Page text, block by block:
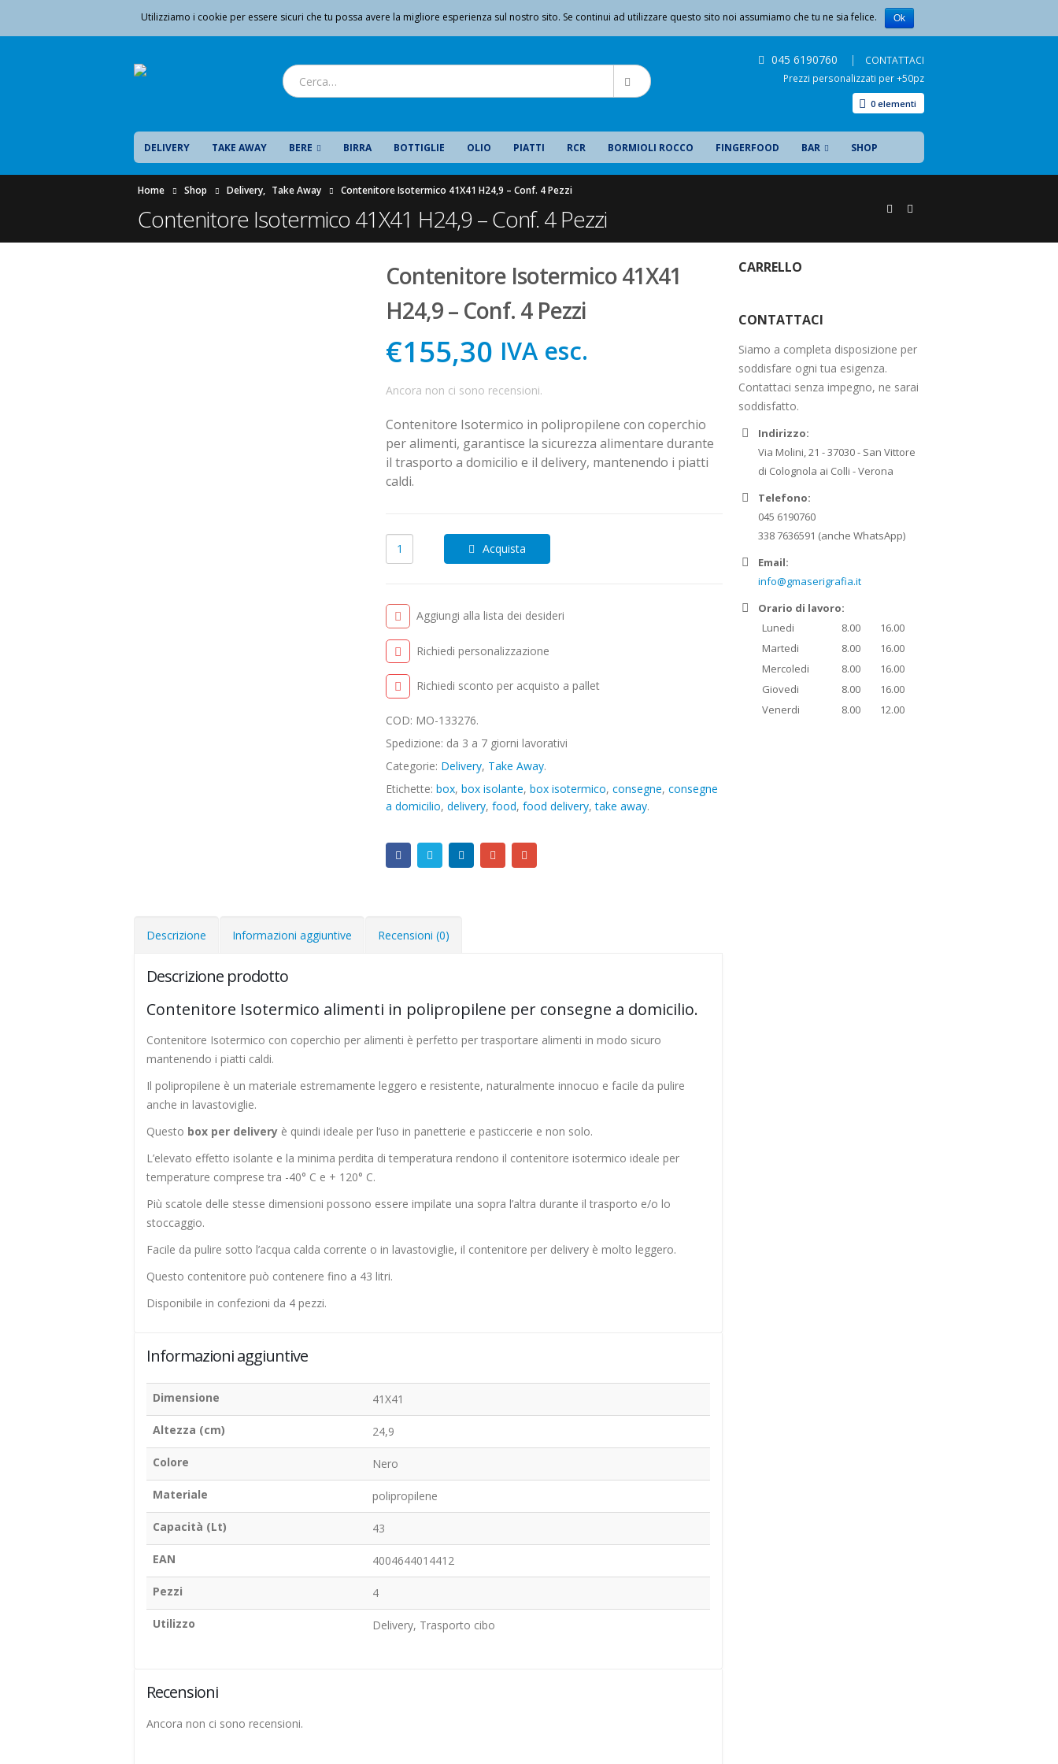
Benvenuto da GMA Serigrafia | IL MIO ACCOUNT LISTA DEI DESIDERI CHI SIAMO CONTATTACI
045 6190760 | CONTATTACI
Prezzi personalizzati per +50pz
0 elementi
DELIVERY TAKE AWAY BERE BIRRA BOTTIGLIE OLIO PIATTI RCR BORMIOLI ROCCO FINGERFOOD BAR SHOP
Home Shop Delivery, Take Away Contenitore Isotermico 41X41 H24,9 – Conf. 4 Pezzi
Contenitore Isotermico 41X41 H24,9 – Conf. 4 Pezzi
Contenitore Isotermico 41X41
H24,9 – Conf. 4 Pezzi
€155,30 IVA esc.
Ancora non ci sono recensioni.
Contenitore Isotermico in polipropilene con coperchio
per alimenti, garantisce la sicurezza alimentare durante
il trasporto a domicilio e il delivery, mantenendo i piatti
caldi.
Acquista
Aggiungi alla lista dei desideri
Richiedi personalizzazione
Richiedi sconto per acquisto a pallet
COD: MO-133276.
Spedizione: da 3 a 7 giorni lavorativi
Categorie: Delivery, Take Away.
Etichette: box, box isolante, box isotermico, consegne, consegne
a domicilio, delivery, food, food delivery,take away.
Descrizione Informazioni aggiuntive Recensioni (0)
Descrizione prodotto
Contenitore Isotermico alimenti in polipropilene per consegne a domicilio.
Contenitore Isotermico con coperchio per alimenti è perfetto per trasportare alimenti in modo sicuro
mantenendo i piatti caldi.
Il polipropilene è un materiale estremamente leggero e resistente, naturalmente innocuo e facile da pulire
anche in lavastoviglie.
Questo box per delivery è quindi ideale per l’uso in panetterie e pasticcerie e non solo.
L’elevato effetto isolante e la minima perdita di temperatura rendono il contenitore isotermico ideale per
temperature comprese tra -40° C e + 120° C.
Più scatole delle stesse dimensioni possono essere impilate una sopra l’altra durante il trasporto e/o lo
stoccaggio.
Facile da pulire sotto l’acqua calda corrente o in lavastoviglie, il contenitore per delivery è molto leggero.
Questo contenitore può contenere fino a 43 litri.
Disponibile in confezioni da 4 pezzi.
Informazioni aggiuntive
Dimensione 41X41
Altezza (cm) 24,9
Colore Nero
Materiale polipropilene
Capacità (Lt) 43
EAN 4004644014412
Pezzi 4
Utilizzo Delivery, Trasporto cibo
Recensioni
Ancora non ci sono recensioni.
CARRELLO
CONTATTACI
Siamo a completa disposizione per
soddisfare ogni tua esigenza.
Contattaci senza impegno, ne sarai
soddisfatto.
Indirizzo:
Via Molini, 21 - 37030 - San Vittore
di Colognola ai Colli - Verona
Telefono:
045 6190760
338 7636591 (anche WhatsApp)
Email:
info@gmaserigrafia.it
Orario di lavoro:
Lunedi
8.00
16.00
Martedi
8.00
16.00
Mercoledi
8.00
16.00
Giovedi
8.00
16.00
Venerdi
8.00 12.00
Utilizziamo i cookie per essere sicuri che tu possa avere la migliore esperienza sul nostro sito. Se continui ad utilizzare questo sito noi assumiamo che tu ne sia felice. Ok